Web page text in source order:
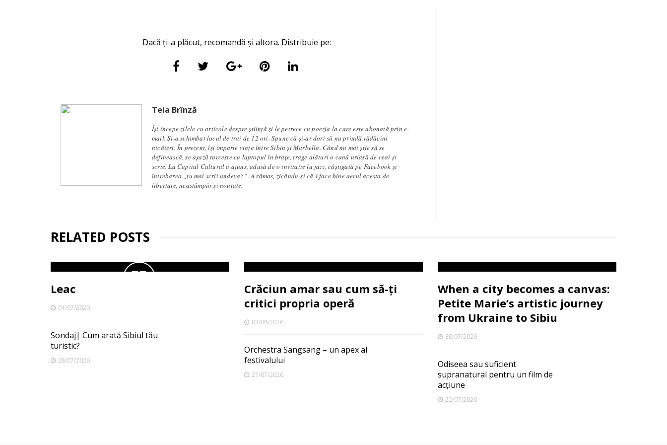
Dacă ți-a plăcut, recomandă și altora. Distribuie pe:
Teia Brînză
Își începe zilele cu articole despre știință și le petrece cu poezia la care este abonată prin e-
mail. Și-a schimbat locul de trai de 12 ori. Spune că și-ar dori să nu prindă rădăcini
nicăieri. În prezent, își împarte viața între Sibiu și Marbella. Când nu mai știe să se
definească, se aşază turcește cu laptopul în brațe, trage alături o cană uriașă de ceai și
scrie. La Capital Cultural a ajuns, adusă de o invitație la jazz, câștigată pe Facebook și
întrebarea „tu mai scrii undeva?”. A rămas, zicându-și că-i face bine aerul acesta de
libertate, neastâmpăr și noutate.
RELATED POSTS
Leac
01/07/2020
Sondaj| Cum arată Sibiul tău
turistic?
28/07/2026
Crăciun amar sau cum să-ți
critici propria operă
03/08/2026
Orchestra Sangsang – un apex al
festivalului
27/07/2026
When a city becomes a canvas:
Petite Marie’s artistic journey
from Ukraine to Sibiu
30/07/2026
Odiseea sau suficient
supranatural pentru un film de
acțiune
22/07/2026